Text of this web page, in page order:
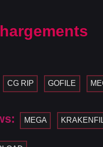
CG RIP GOFILE
MEGA